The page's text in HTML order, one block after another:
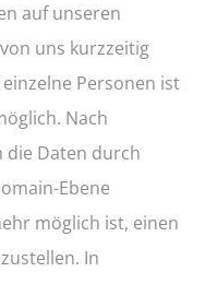
auf unseren
uns kurzzeitig
Personen ist
Nach
die Daten durch
Ebene
möglich ist, einen
In